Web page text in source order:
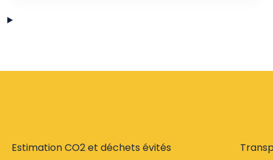
Estimation CO2 et déchets évités